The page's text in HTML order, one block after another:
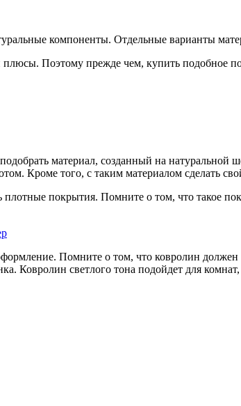
компоненты. Отдельные варианты
Поэтому прежде чем, купить подобное
материал, созданный на натуральной
Кроме того, с таким материалом сделать
покрытия. Помните о том, что такое
Помните о том, что ковролин
Ковролин светлого тона подойдет для